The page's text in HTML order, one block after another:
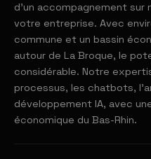
d'un accompagnement sur
votre entreprise. Avec
commune et un bassin
autour de La Broque, le
considérable. Notre
processus, les chatbots,
développement IA, avec
économique du Bas-Rhin.